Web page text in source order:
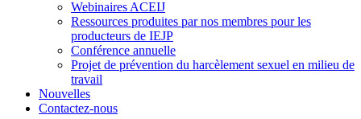
Webinaires ACEIJ
Ressources produites par nos membres pour les
producteurs de IEJP
Conférence annuelle
Projet de prévention du harcèlement sexuel en milieu de
travail
Nouvelles
Contactez-nous